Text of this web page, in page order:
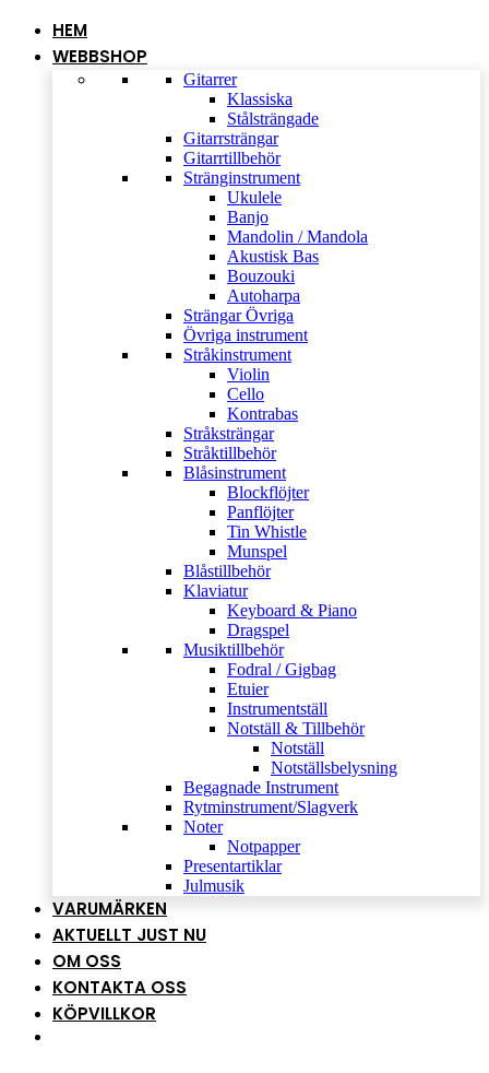
HEM
WEBBSHOP
Gitarrer
Klassiska
Stålsträngade
Gitarrsträngar
Gitarrtillbehör
Stränginstrument
Ukulele
Banjo
Mandolin / Mandola
Akustisk Bas
Bouzouki
Autoharpa
Strängar Övriga
Övriga instrument
Stråkinstrument
Violin
Cello
Kontrabas
Stråksträngar
Stråktillbehör
Blåsinstrument
Blockflöjter
Panflöjter
Tin Whistle
Munspel
Blåstillbehör
Klaviatur
Keyboard & Piano
Dragspel
Musiktillbehör
Fodral / Gigbag
Etuier
Instrumentställ
Notställ & Tillbehör
Notställ
Notställsbelysning
Begagnade Instrument
Rytminstrument/Slagverk
Noter
Notpapper
Presentartiklar
Julmusik
VARUMÄRKEN
AKTUELLT JUST NU
OM OSS
KONTAKTA OSS
KÖPVILLKOR